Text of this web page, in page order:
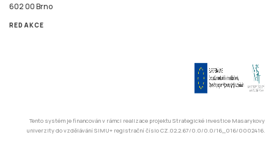
602 00 Brno
REDAKCE
Tento systém je financován v rámci realizace projektu Strategické investice Masarykovy
univerzity do vzdělávání SIMU+ registrační číslo CZ.02.2.67/0.0/0.0/16_016/0002416.